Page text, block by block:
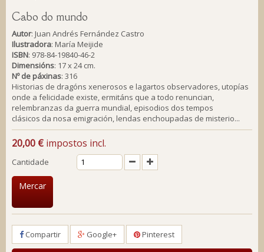
Cabo do mundo
Autor: Juan Andrés Fernández Castro
Ilustradora: María Meijide
ISBN: 978-84-19840-46-2
Dimensións: 17 x 24 cm.
Nº de páxinas: 316
Historias de dragóns xenerosos e lagartos observadores, utopías
onde a felicidade existe, ermitáns que a todo renuncian,
relembranzas da guerra mundial, episodios dos tempos
clásicos da nosa emigración, lendas enchoupadas de misterio...
20,00 € impostos incl.
Cantidade
Mercar
Compartir Google+ Pinterest